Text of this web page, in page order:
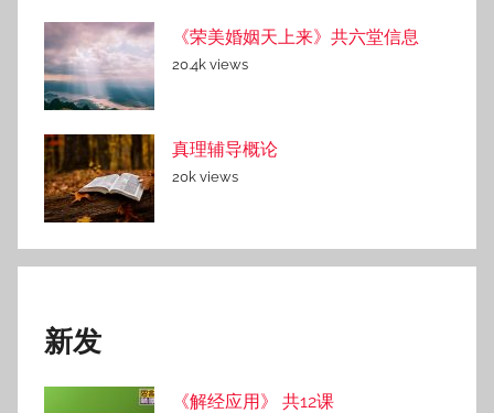
《荣美婚姻天上来》共六堂信息
20.4k views
真理辅导概论
20k views
新发
《解经应用》 共12课